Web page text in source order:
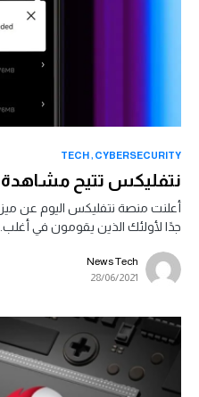
CYBERSECURITY
TECH
نتفليكس تتيح مشاهدة
أعلنت منصة نتفليكس اليوم عن
جدًا لأولئك الذين يقومون في أغلب…
News Tech
28/06/2021